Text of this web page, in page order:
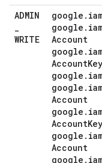
ADMIN
_
WRITE
google .
google .
Account
google .
AccountKey
google .
google .
Account
google .
AccountKey
google .
Account
google .